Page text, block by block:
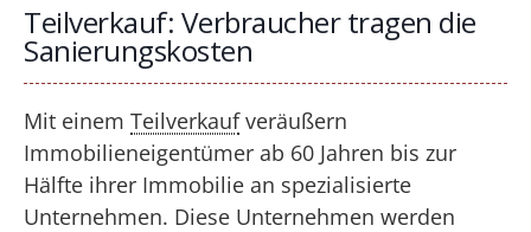
Teilverkauf: Verbraucher tragen die
Sanierungskosten
Mit einemTeilverkaufveräußern
Immobilieneigentümer ab 60 Jahren bis zur
Hälfte ihrer Immobilie an spezialisierte
Unternehmen. Diese Unternehmen werden